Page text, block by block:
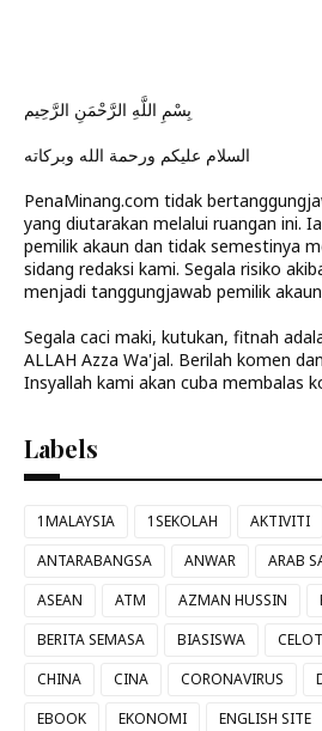
بِسْمِ اللَّهِ الرَّحْمَنِ الرَّحِيم
السلام عليكم ورحمة الله وبركاته
PenaMinang.com tidak
yang diutarakan melalui ruangan ini.
pemilik akaun dan tidak semestinya
sidang redaksi kami. Segala risiko
menjadi tanggungjawab pemilik
Segala caci maki, kutukan, fitnah
ALLAH Azza Wa'jal. Berilah komen
Insyallah kami akan cuba membalas
Labels
1MALAYSIA 1SEKOLAH AKTIVITI
ANTARABANGSA
ANWAR ARAB
ASEAN
ATM AZMAN HUSSIN
BERITA SEMASA
BIASISWA
CHINA
CINA CORONAVIRUS
EBOOK
EKONOMI ENGLISH SITE